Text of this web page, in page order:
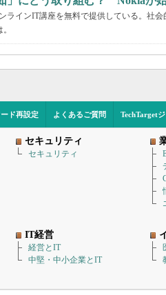
ラインIT講座を無料で提供している。社
ド再設定 よくあるご質問 TechTarget
セキュリティ
セキュリティ
IT経営
経営とIT
中堅・中小企業とIT